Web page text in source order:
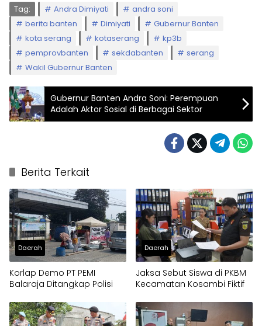
Tag: Andra Dimiyati
andra soni
berita banten
Dimiyati
Gubernur Banten
kota serang
kotaserang
kp3b
pemprovbanten
sekdabanten
serang
Wakil Gubernur Banten
Gubernur Banten Andra Soni: Perempuan
Adalah Aktor Sosial di Berbagai Sektor
Berita Terkait
Daerah
Korlap Demo PT PEMI
Balaraja Ditangkap Polisi
Daerah
Jaksa Sebut Siswa di PKBM
Kecamatan Kosambi Fiktif